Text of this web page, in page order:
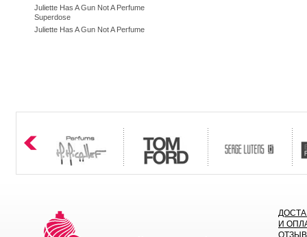
Juliette Has A Gun Not A Perfume
Superdose
Juliette Has A Gun Not A Perfume
И